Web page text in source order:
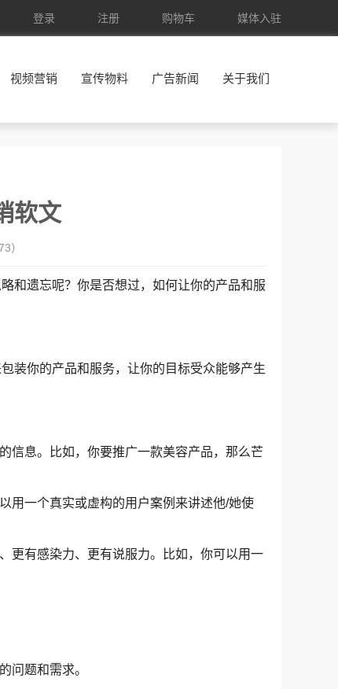
登录 注册 购物车 媒体入驻
视频营销 宣传物料 广告新闻 关于我们
软文
）
和遗忘呢？你是否想过，如何让你的产品和服
装你的产品和服务，让你的目标受众能够产生
信息。比如，你要推广一款美容产品，那么芒
用一个真实或虚构的用户案例来讲述他/她使
更有感染力、更有说服力。比如，你可以用一
问题和需求。